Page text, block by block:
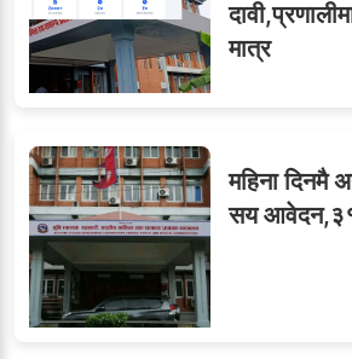
७ओएनएमका नाममा अत्याचार :
सब–इन्जिनियरहरुको गम्भीर
ध्यानाकर्षण
८जुनियरलाई दोहोरो जिम्मेवारी,
मन्त्रालयभित्र असन्तुष्टि
मात्र
महिना दिनमै
सय